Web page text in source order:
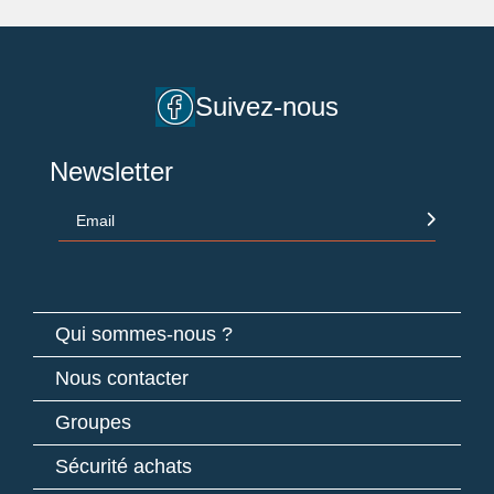
Suivez-nous
Newsletter
Email
Qui sommes-nous ?
Nous contacter
Groupes
Sécurité achats